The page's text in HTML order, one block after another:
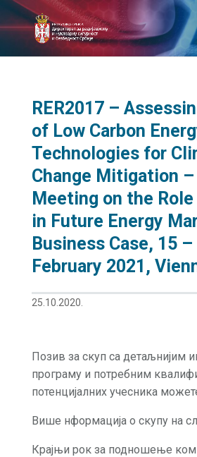
RER2017 –
of Low Carbon
Technologies for
Change Mitigation –
Meeting on the
in Future Energy
Business Case, 15 –
February 2021,
25.10.2020.
Позив за скуп са детаљнијим
програму и потребним
потенцијалних учесника
Више нформација о скупу на
Крајњи рок за подношење